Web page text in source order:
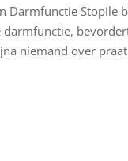
Darmfunctie Stopile
darmfunctie,
niemand over